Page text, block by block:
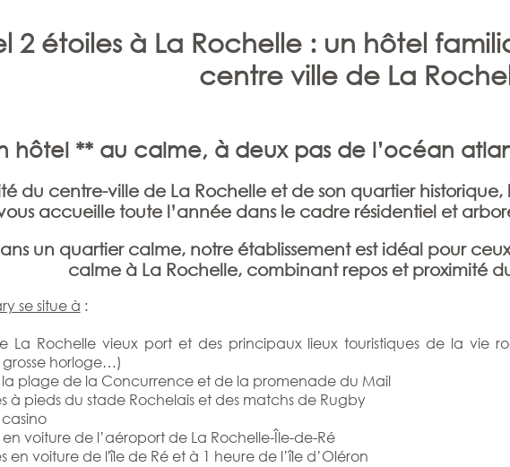
2 étoiles à La Rochelle : un hôtel
centre ville de La
hôtel ** au calme, à deux pas de l’océan
du centre-ville de La Rochelle et de son quartier
accueille toute l’année dans le cadre résidentiel et
un quartier calme, notre établissement est idéal pour
calme à La Rochelle, combinant repos et proximité
se situe à :
La Rochelle vieux port et des principaux lieux touristiques de la vie
horloge…)
plage de la Concurrence et de la promenade du Mail
à pieds du stade Rochelais et des matchs de Rugby
voiture de l’aéroport de La Rochelle-Île-de-Ré
en voiture de l'île de Ré et à 1 heure de l’île d’Oléron